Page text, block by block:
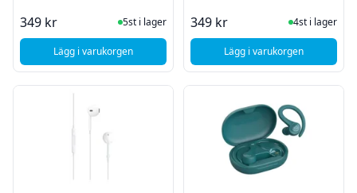
349 kr I Lager
5st i lager
Lägg i varukorgen, JLab Go Air Pop True Wireless - Svart
349 kr I Lager
4st i lager
Lägg i varukorgen
, JLab Rewind 2 -